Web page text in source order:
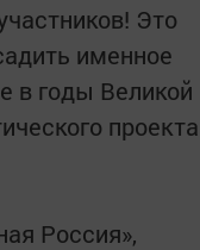
Это
именное
в годы Великой
проекта
Россия»,